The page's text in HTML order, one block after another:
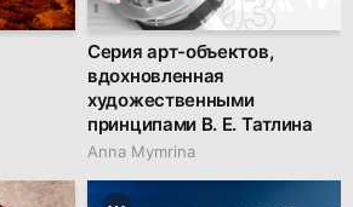
Серия арт-объектов,
вдохновленная
художественными
принципами В. Е. Татлина
Anna Mymrina